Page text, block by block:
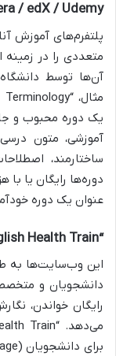
/ edX / Udemy:
متعددی را در
آن‌ها توسط
یک دوره محبوب و
آموزشی، متون
ساختارمند،
دوره‌ها رایگان یا
عنوان یک دوره
“Englishmed” / “English Health Train”:
این وب‌سایت‌ها به
رایگان خواندن،